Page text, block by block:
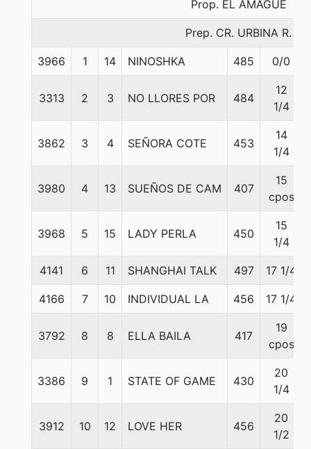
Prop. EL AMAGUE
Prep. CR. URBINA R.
3966 1 14 NINOSHKA 485 0/0
3313 2 3 NO LLORES POR 484
12
1/4
3862 3 4 SEÑORA COTE 453
14
1/4
3980 4 13 SUEÑOS DE CAM 407
15
cpos
3968 5 15 LADY PERLA 450
15
1/4
4141 6 11 SHANGHAI TALK 497 17 1/4
4166 7 10 INDIVIDUAL LA 456 17 1/4
3792 8 8 ELLA BAILA 417
19
cpos
3386 9 1 STATE OF GAME 430
20
1/4
3912 10 12 LOVE HER 456
20
1/2